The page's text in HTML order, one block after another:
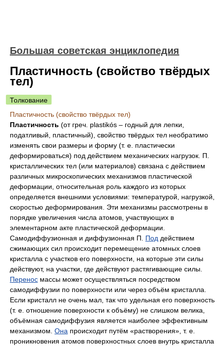
Большая советская энциклопедия
Пластичность (свойство твёрдых
тел)
Толкование
Пластичность (свойство твёрдых тел)
Пластичность (от греч. plastikós ‒ годный для лепки,
податливый, пластичный), свойство твёрдых тел необратимо
изменять свои размеры и форму (т. е. пластически
деформироваться) под действием механических нагрузок. П.
кристаллических тел (или материалов) связана с действием
различных микроскопических механизмов пластической
деформации, относительная роль каждого из которых
определяется внешними условиями: температурой, нагрузкой,
скоростью деформирования. Эти механизмы рассмотрены в
порядке увеличения числа атомов, участвующих в
элементарном акте пластической деформации.
Самодиффузионная и диффузионная П. Под действием
сжимающих сил происходит перемещение атомных слоев
кристалла с участков его поверхности, на которые эти силы
действуют, на участки, где действуют растягивающие силы.
Перенос массы может осуществляться посредством
самодиффузии по поверхности или через объём кристалла.
Если кристалл не очень мал, так что удельная его поверхность
(т. е. отношение поверхности к объёму) не слишком велика,
объёмная самодиффузия является наиболее эффективным
механизмом. Она происходит путём «растворения», т. е.
проникновения атомов поверхностных слоев внутрь кристалла